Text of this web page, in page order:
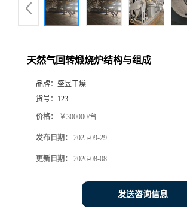
天然气回转煅烧炉结构与组成
品牌： 盛昱干燥
货号： 123
价格： ￥300000/台
发布日期： 2025-09-29
更新日期： 2026-08-08
发送咨询信息